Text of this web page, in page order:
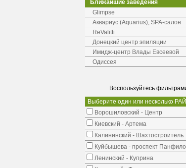
Ближайшие заведения
Glimpse
Аквариус (Aquarius), SPA-салон
ReValitti
Донецкий центр эпиляции
Имидж-центр Влады Евсеевой
Одиссея
Воспользуйтесь
Выберите один или несколько
Ворошиловский - Центр
Киевский - Артема
Калининский - Шахтостроитель
Куйбышева - проспект
Ленинский - Куприна